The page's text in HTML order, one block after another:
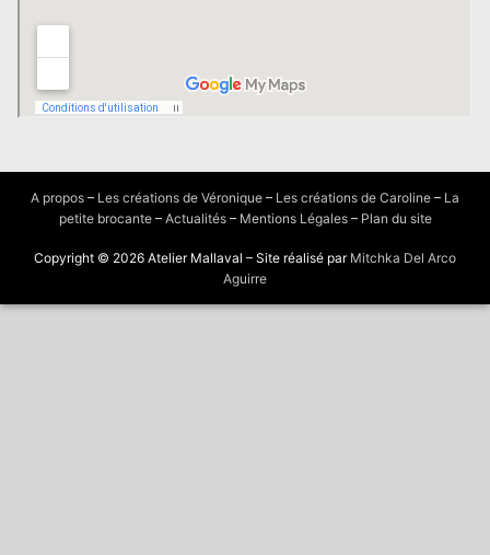
A propos – Les créations de Véronique – Les créations de Caroline – La
petite brocante– Actualités– Mentions Légales– Plan du site
Copyright © 2026 Atelier Mallaval – Site réalisé par Mitchka Del Arco
Aguirre